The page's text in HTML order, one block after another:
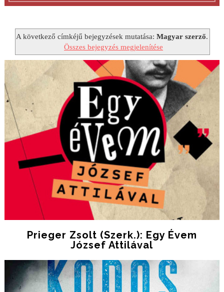
A következő címkéjű bejegyzések mutatása: Magyar szerző.
Összes bejegyzés megjelenítése
Prieger Zsolt (szerk.): Egy Évem
József Attilával